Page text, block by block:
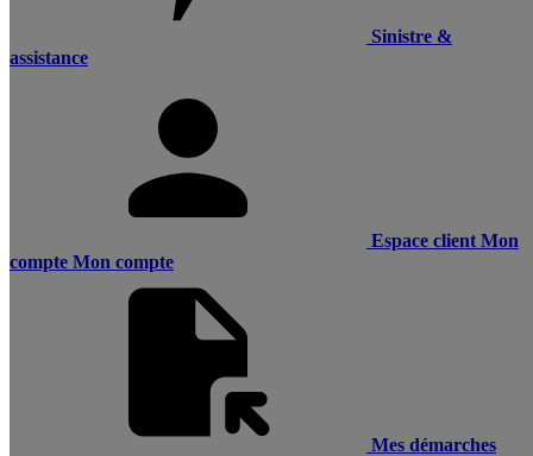
Sinistre &
assistance
Espace client Mon
compte Mon compte
Mes démarches